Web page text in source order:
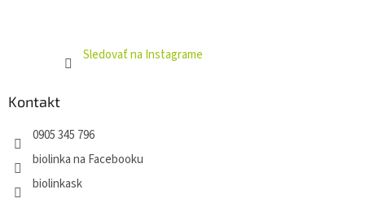
Sledovať na Instagrame
Kontakt
0905 345 796
biolinka na Facebooku
biolinkask